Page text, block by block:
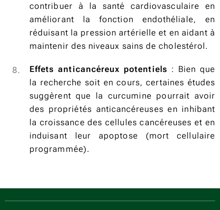
contribuer à la santé cardiovasculaire en
améliorant la fonction endothéliale, en
réduisant la pression artérielle et en aidant à
maintenir des niveaux sains de cholestérol.
Effets anticancéreux potentiels : Bien que
la recherche soit en cours, certaines études
suggèrent que la curcumine pourrait avoir
des propriétés anticancéreuses en inhibant
la croissance des cellules cancéreuses et en
induisant leur apoptose (mort cellulaire
programmée).